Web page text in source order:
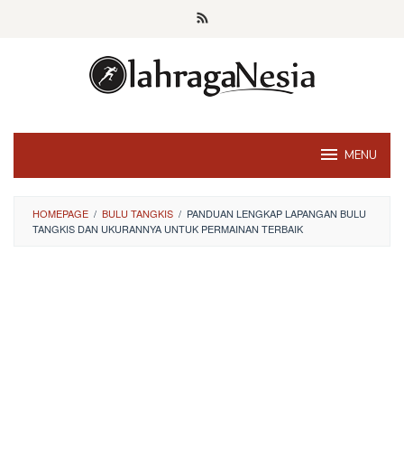
MENU
HOMEPAGE / BULU TANGKIS / PANDUAN LENGKAP LAPANGAN BULU
TANGKIS DAN UKURANNYA UNTUK PERMAINAN TERBAIK